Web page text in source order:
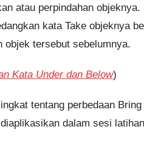
atau perpindahan
kata Take objeknya
objek tersebut sebelumnya.
Kata Under dan Below)
tentang perbedaan
dalam sesi